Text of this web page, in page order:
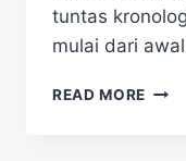
tuntas
mulai dari
READ MORE